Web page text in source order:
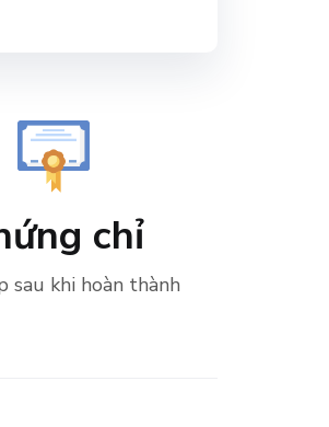
chỉ
sau khi hoàn thành